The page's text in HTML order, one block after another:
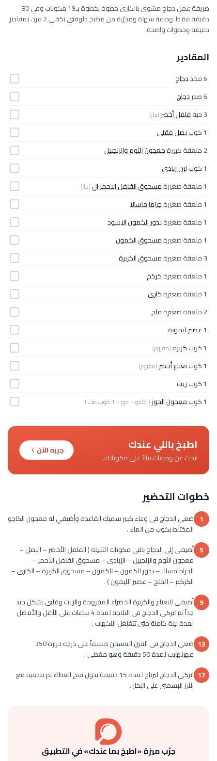
طريقة عمل دجاج مشوى بالكارى خطوة بخطوة بـ19 مكونات وفي 80
دقيقة فقط. وصفة سهلة ومجرّبة من مطبخ دلوقتي تكفي 2 فرد، بمقادير
دقيقة وخطوات واضحة.
المقادير
6 فخذ
دجاج
6 صدر
دجاج
3 حبة
فلفل أخضر (حار)
1 كوب
بصل مقلى
2 ملعقة كبيرة
معجون الثوم والزنجبيل
1 كوب
لبن زبادى
1 ملعقة صغيرة
مسحوق الفلفل الاحمر ال(حار)
1 ملعقة صغيرة
جراما ماسالا
1 ملعقة صغيرة
بذور الكمون الاسود
1 ملعقة صغيرة
مسحوق الكمون
3 ملعقة صغيرة
مسحوق الكزبرة
1 ملعقة صغيرة
كركم
1 ملعقة صغيرة
كارى
2 ملعقة صغيرة
ملح
1عصير ليمونة
1 كوب
كزبرة(مفروم)
1 كوب نعناع أخضر (مفروم)
1 كوب
زيت
1 كوب
معجون الجوز ( كاجو + جوز + 1 كوب ماء )
اطبخ باللي عندك
ابحث عن وصفات بناءً على مكوناتك.
جربه الآن
خطوات التحضير
1 ضعى الدجاج فى وعاء كبير سميك القاعدة وأضيفي له معجون الكاجو
المختلط بكوب من الماء .
5 أضيفى إلى الدجاج باقى مكونات التتبيلة ( الفلفل الأخضر – البصل –
معجون الثوم والزنجبيل – الزبادى – مسحوق الفلفل الأحمر –
الجرامامسالا – بذور الكمون – الكمون – مسحوق الكزبرة – الكارى –
الكركم – الملح – عصير الليمون ) .
9 أضيفي النعناع والكزبرة الخضراء المفرومة والزيت وقلبي بشكل جيد
جداً ثم اتركى الدجاج فى الثلاجة لمدة 4 ساعات على الأقل والأفضل
لمدة ليلة كاملة حتى تتغلغل النكهات .
13
ضعى الدجاج فى الفرن المسخن مسبقاً على درجة حرارة 350
فهرنهايت لمدة 50 دقيقة وهو مغطى .
17
اتركى الدجاج ليرتاح لمدة 15 دقيقة بدون فتح الغطاء ثم قدميه مع
الأرز البسمتى على البخار .
جرّب ميزة «اطبخ بما عندك» في التطبيق